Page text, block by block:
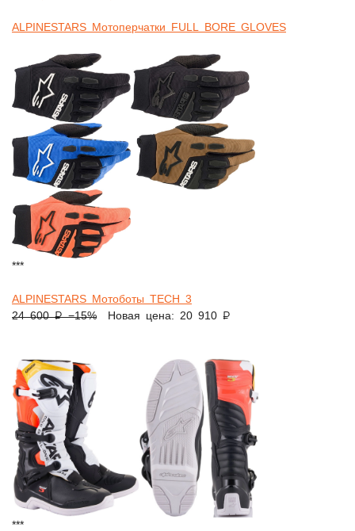
ALPINESTARS Мотоперчатки FULL BORE GLOVES
***
ALPINESTARS Мотоботы TECH 3
24 600 ₽−15% Новая цена: 20 910 ₽
***